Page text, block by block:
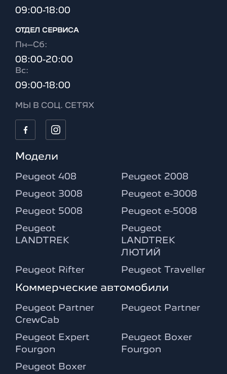
09:00-18:00
ОТДЕЛ CЕРВИСА
Пн–Сб:
08:00-20:00
Вc:
09:00-18:00
МЫ В СОЦ. СЕТЯХ
Модели
Peugeot 408 Peugeot 2008
Peugeot 3008 Peugeot e-3008
Peugeot 5008 Peugeot e-5008
Peugeot
LANDTREK
Peugeot
LANDTREK
ЛЮТИЙ
Peugeot Rifter Peugeot Traveller
Коммерческие автомобили
Peugeot Partner
CrewCab
Peugeot Partner
Peugeot Expert
Fourgon
Peugeot Boxer
Fourgon
Peugeot Boxer